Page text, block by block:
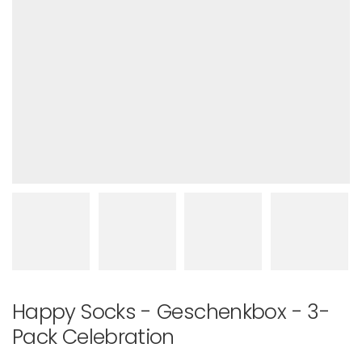
Happy Socks - Geschenkbox - 3-
Pack Celebration